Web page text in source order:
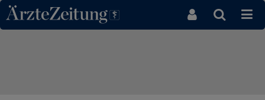
Direkt zum Inhaltsbereich